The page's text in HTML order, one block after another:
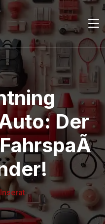
Der
Inserat